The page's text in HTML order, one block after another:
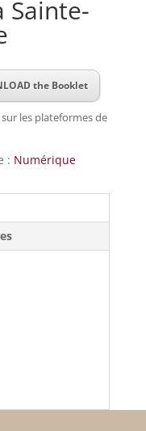
Sainte-
the Booklet
les plateformes de
: Numérique